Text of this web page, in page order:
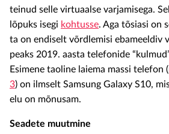
teinud selle virtuaalse varjamisega.
lõpuks isegi kohtusse. Aga tõsiasi on
ta on endiselt võrdlemisi ebameeldiv
peaks 2019. aasta telefonide
Esimene taoline laiema massi telefon
3) on ilmselt Samsung Galaxy S10,
elu on mõnusam.
Seadete muutmine